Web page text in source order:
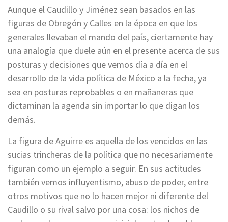
Aunque el Caudillo y Jiménez sean basados en las
figuras de Obregón y Calles en la época en que los
generales llevaban el mando del país, ciertamente hay
una analogía que duele aún en el presente acerca de sus
posturas y decisiones que vemos día a día en el
desarrollo de la vida política de México a la fecha, ya
sea en posturas reprobables o en mañaneras que
dictaminan la agenda sin importar lo que digan los
demás.
La figura de Aguirre es aquella de los vencidos en las
sucias trincheras de la política que no necesariamente
figuran como un ejemplo a seguir. En sus actitudes
también vemos influyentismo, abuso de poder, entre
otros motivos que no lo hacen mejor ni diferente del
Caudillo o su rival salvo por una cosa: los nichos de